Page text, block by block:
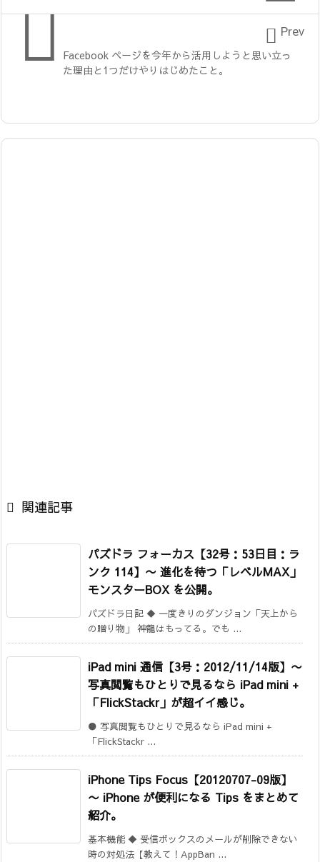
 Facebook ページを今年から活用しようと思い立っ
た理由と1つだけやりはじめたこと。
 Prev
 関連記事
パズドラ フォーカス【32号：53日目：ラ
ンク 114】 〜 進化を待つ「レベルMAX」
モンスターBOX を公開。
パズドラ日記 ◆ 一度きりのダンジョン「天上から
の贈り物」 神龍はもってる。でも ...
iPad mini 通信【3号：2012/11/14版】 〜
写真閲覧もひとりで見るなら iPad mini +
「FlickStackr」が超イイ感じ。
● 写真閲覧もひとりで見るなら iPad mini +
「FlickStackr ...
iPhone Tips Focus【20120707-09版】
〜 iPhone が便利になる Tips をまとめて
紹介。
基本機能 ◆ 受信ボックスのメールが削除できない
時の対処法【教えて！AppBan ...